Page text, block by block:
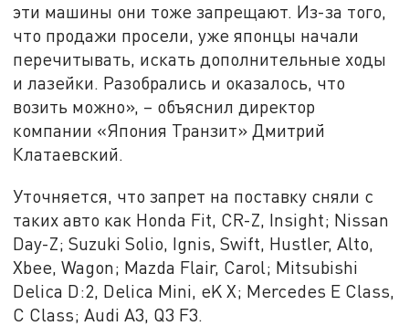
эти машины они тоже запрещают. Из-за того,
что продажи просели, уже японцы начали
перечитывать, искать дополнительные ходы
и лазейки. Разобрались и оказалось, что
возить можно», – объяснил директор
компании «Япония Транзит» Дмитрий
Клатаевский.
Уточняется, что запрет на поставку сняли с
таких авто как Honda Fit, CR-Z, Insight; Nissan
Day-Z; Suzuki Solio, Ignis, Swift, Hustler, Alto,
Xbee, Wagon; Mazda Flair, Carol; Mitsubishi
Delica D:2, Delica Mini, eK X; Mercedes E Class,
C Class; Audi A3, Q3 F3.